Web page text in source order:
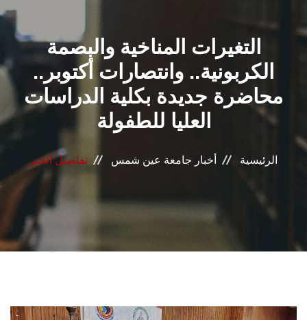
القطاعـات
الشئون الأكاديمية
البحث العلمي
الرعاية الصحية
المراكز والوحدات
الأنظمة الذكية
الإعلام
الطلاب
التغيرات المناخية والبصمة
الكربونية.. وانتصارات أكتوبر..
محاضرة جديدة بكلية الدراسات
العليا للطفولة
الرئيسية أخبار جامعة عين شمس تفاصيل الخبر